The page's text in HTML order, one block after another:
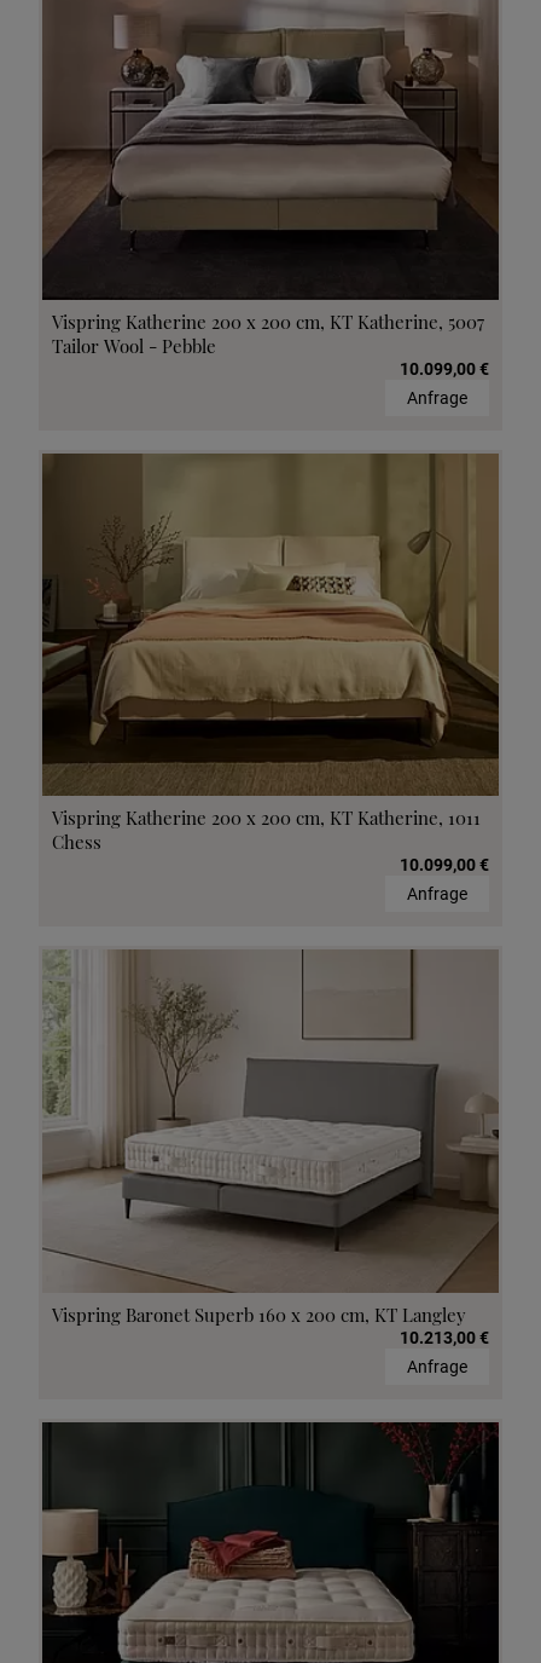
Vispring Katherine 200 x 200 cm, KT Katherine, 5007
Tailor Wool - Pebble
10.099,00 €
Anfrage
Vispring Katherine 200 x 200 cm, KT Katherine, 1011
Chess
10.099,00 €
Anfrage
Vispring Baronet Superb 160 x 200 cm, KT Langley
10.213,00 €
Anfrage